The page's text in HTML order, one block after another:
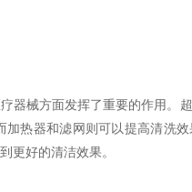
器械方面发挥了重要的作用。
热器和滤网则可以提高清洗
更好的清洁效果。